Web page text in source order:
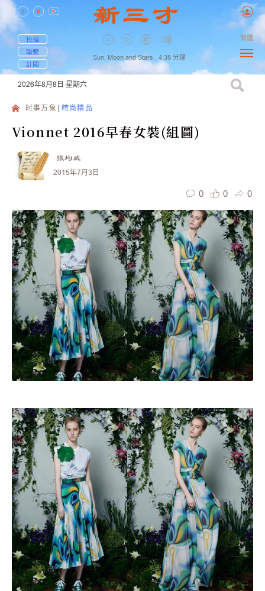
投稿
聯繫
訂閱
Sun, Moon and Stars , 4:38 分鐘
簡體
2026年8月8日 星期六
时事万象 時尚精品
Vionnet 2016早春女裝(組圖)
張均威
2015年7月3日
0 0 0